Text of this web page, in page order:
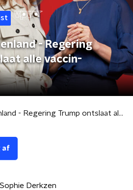
- Regering
alle vaccin-
Bureau Buitenland - Regering Trump ontslaat alle vaccin-adviseurs
af
Sophie Derkzen